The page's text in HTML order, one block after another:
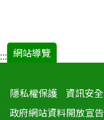
::: 網站導覽
隱私權保護 資訊安全
政府網站資料開放宣告